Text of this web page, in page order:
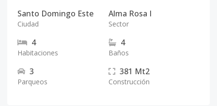
Santo Domingo Este
Ciudad
Alma Rosa I
Sector
4
Habitaciones
4
Baños
3
Parqueos
381 Mt2
Construcción